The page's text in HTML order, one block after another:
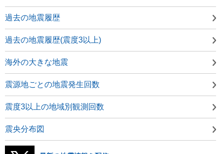
過去の地震履歴
過去の地震履歴(震度3以上)
海外の大きな地震
震源地ごとの地震発生回数
震度3以上の地域別観測回数
震央分布図